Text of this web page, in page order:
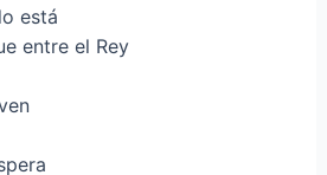
está
entre el Rey